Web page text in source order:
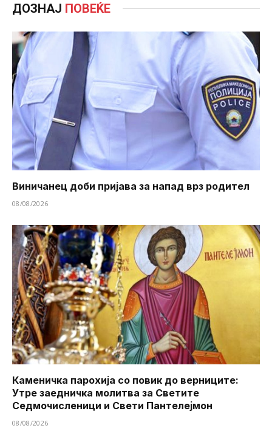
ДОЗНАЈ ПОВЕЌЕ
Виничанец доби пријава за напад врз родител
08/08/2026
Каменичка парохија со повик до верниците:
Утре заедничка молитва за Светите
Седмочисленици и Свети Пантелејмон
08/08/2026